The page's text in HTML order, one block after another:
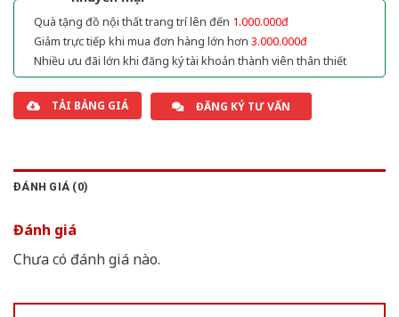
Quà tặng đồ nội thất trang trí lên đến 1.000.000đ
Giảm trực tiếp khi mua đơn hàng lớn hơn 3.000.000đ
Nhiều ưu đãi lớn khi đăng ký tài khoản thành viên thân thiết
TẢI BẢNG GIÁ ĐĂNG KÝ TƯ VẤN
ĐÁNH GIÁ (0)
Đánh giá
Chưa có đánh giá nào.